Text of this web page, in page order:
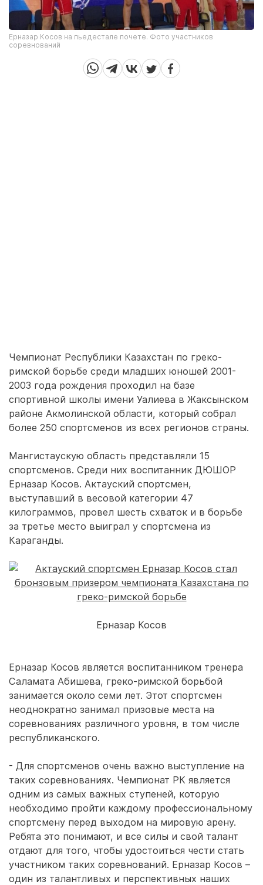
Ерназар Косов на пьедестале почете. Фото участников
соревнований
Чемпионат Республики Казахстан по греко-
римской борьбе среди младших юношей 2001-
2003 года рождения проходил на базе
спортивной школы имени Уалиева в Жаксынском
районе Акмолинской области, который собрал
более 250 спортсменов из всех регионов страны.
Мангистаускую область представляли 15
спортсменов. Среди них воспитанник ДЮШОР
Ерназар Косов. Актауский спортсмен,
выступавший в весовой категории 47
килограммов, провел шесть схваток и в борьбе
за третье место выиграл у спортсмена из
Караганды.
Ерназар Косов
Ерназар Косов является воспитанником тренера
Саламата Абишева, греко-римской борьбой
занимается около семи лет. Этот спортсмен
неоднократно занимал призовые места на
соревнованиях различного уровня, в том числе
республиканского.
- Для спортсменов очень важно выступление на
таких соревнованиях. Чемпионат РК является
одним из самых важных ступеней, которую
необходимо пройти каждому профессиональному
спортсмену перед выходом на мировую арену.
Ребята это понимают, и все силы и свой талант
отдают для того, чтобы удостоиться чести стать
участником таких соревнований. Ерназар Косов –
один из талантливых и перспективных наших